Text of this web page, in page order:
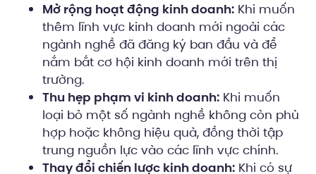
Mở rộng hoạt động kinh doanh: Khi muốn
thêm lĩnh vực kinh doanh mới ngoài các
ngành nghề đã đăng ký ban đầu và để
nắm bắt cơ hội kinh doanh mới trên thị
trường.
Thu hẹp phạm vi kinh doanh: Khi muốn
loại bỏ một số ngành nghề không còn phù
hợp hoặc không hiệu quả, đồng thời tập
trung nguồn lực vào các lĩnh vực chính.
Thay đổi chiến lược kinh doanh: Khi có sự